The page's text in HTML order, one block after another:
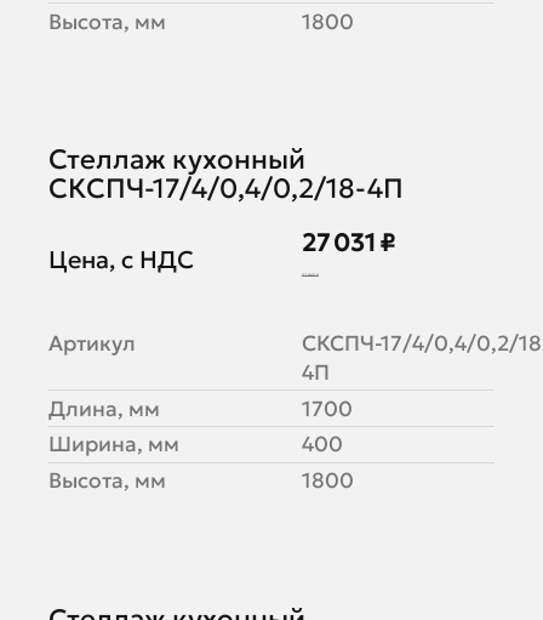
Высота, мм
1800
Стеллаж кухонный
СКСПЧ-17/4/0,4/0,2/18-4П
Цена, с НДС
27 031 ₽
32 965 ₽
Артикул
СКСПЧ-17/4/0,4/0,2/
4П
Длина, мм
1700
Ширина, мм
400
Высота, мм
1800